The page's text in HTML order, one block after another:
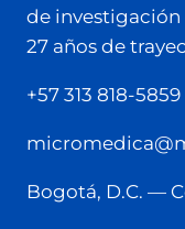
de investigación
27 años de
+57 313 818-5859
Bogotá, D.C. —